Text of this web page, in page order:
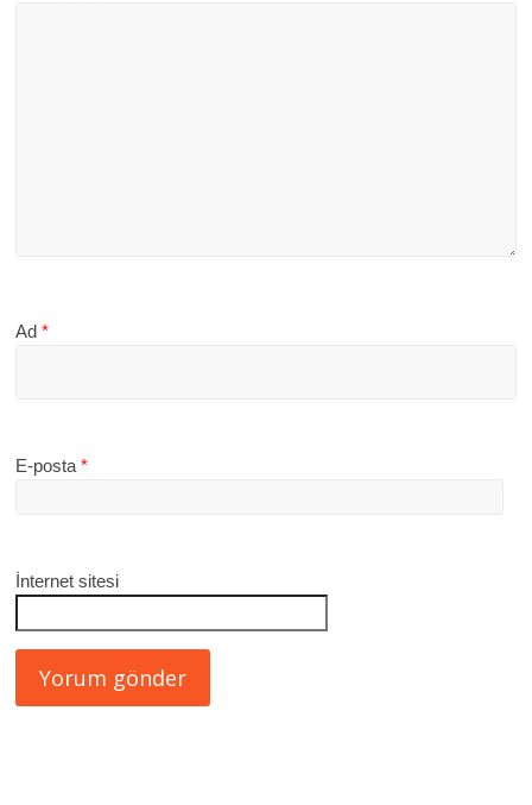
Ad*
E-posta*
İnternet sitesi